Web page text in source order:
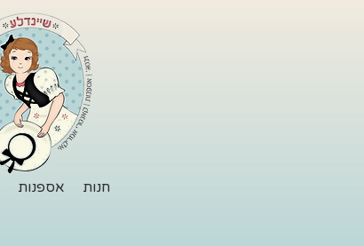
חנות אספנות